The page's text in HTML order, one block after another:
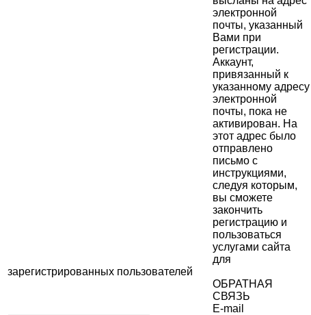
электронной
почты, указанный
Вами при
регистрации.
Аккаунт,
привязанный к
указанному адресу
электронной
почты, пока не
активирован. На
этот адрес было
отправлено
письмо с
инструкциями,
следуя которым,
вы сможете
закончить
регистрацию и
пользоваться
услугами сайта
для
зарегистрированных пользователей
ОБРАТНАЯ
СВЯЗЬ
E-mail